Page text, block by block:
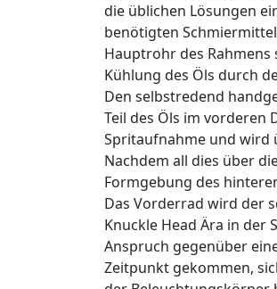
die üblichen Lösungen
benötigten
Hauptrohr des
Kühlung des Öls durch
Den selbstredend
Teil des Öls im vorderen
Spritaufnahme und wird
Nachdem all dies über
Formgebung des
Das Vorderrad wird der
Knuckle Head Ära in der
Anspruch gegenüber
Zeitpunkt gekommen,